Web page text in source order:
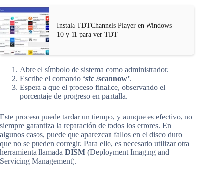
Instala TDTChannels Player en Windows
10 y 11 para ver TDT
Abre el símbolo de sistema como administrador.
Escribe el comando ‘sfc /scannow’.
Espera a que el proceso finalice, observando el
porcentaje de progreso en pantalla.
Este proceso puede tardar un tiempo, y aunque es efectivo, no
siempre garantiza la reparación de todos los errores. En
algunos casos, puede que aparezcan fallos en el disco duro
que no se pueden corregir. Para ello, es necesario utilizar otra
herramienta llamada DISM (Deployment Imaging and
Servicing Management).